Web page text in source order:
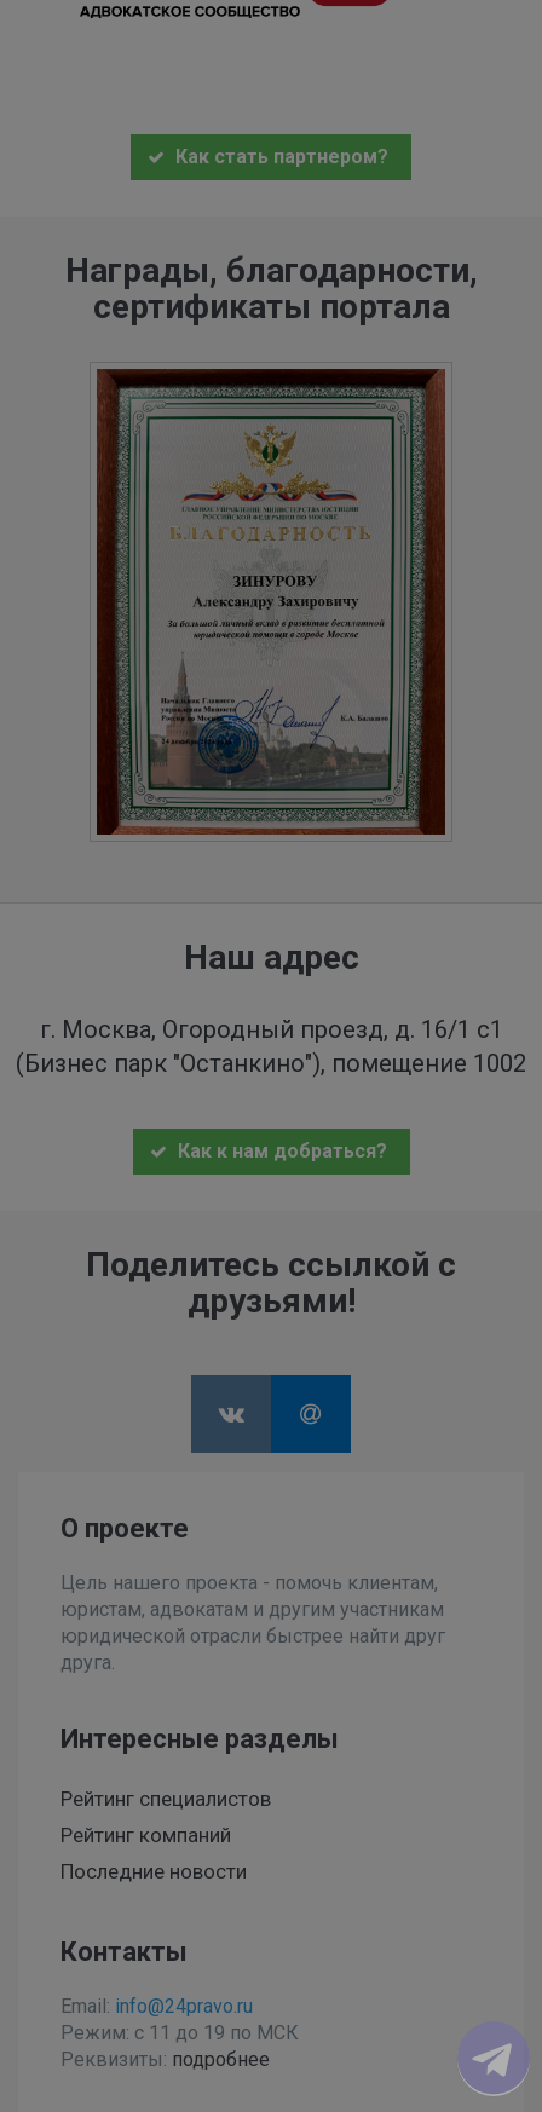
Как стать партнером?
Награды, благодарности,
сертификаты портала
Наш адрес
г. Москва, Огородный проезд, д. 16/1 с1
(Бизнес парк "Останкино"), помещение 1002
Как к нам добраться?
Поделитесь ссылкой с
друзьями!
О проекте
Цель нашего проекта - помочь клиентам,
юристам, адвокатам и другим участникам
юридической отрасли быстрее найти друг
друга.
Интересные разделы
Рейтинг специалистов
Рейтинг компаний
Последние новости
Контакты
Email: info@24pravo.ru
Режим: с 11 до 19 по МСК
Реквизиты: подробнее